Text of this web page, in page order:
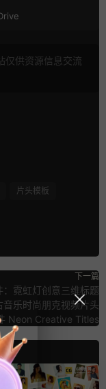
仅供资源信息交流
片头模板
下一篇
：霓虹灯创意三维标题
音乐时尚朋克视频片头
Neon Creative Titles